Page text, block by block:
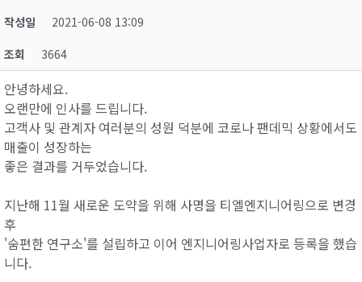
작성일
2021-06-08 13:09
조회
3664
안녕하세요.
오랜만에 인사를 드립니다.
고객사 및 관계자 여러분의 성원 덕분에 코로나 팬데믹 상황에서도
매출이 성장하는
좋은 결과를 거두었습니다.
지난해 11월 새로운 도약을 위해 사명을 티엘엔지니어링으로 변경
후
'숨편한 연구소'를 설립하고 이어 엔지니어링사업자로 등록을 했습
니다.